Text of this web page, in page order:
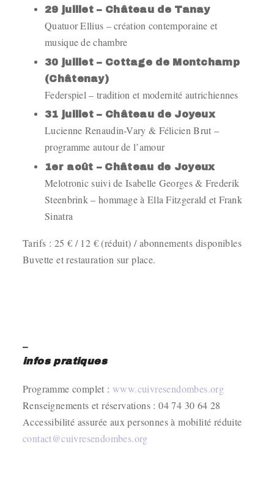
29 juillet – Château de Tanay
Quatuor Ellius – création contemporaine et
musique de chambre
30 juillet – Cottage de Montchamp
(Châtenay)
Federspiel – tradition et modernité autrichiennes
31 juillet – Château de Joyeux
Lucienne Renaudin-Vary & Félicien Brut –
programme autour de l’amour
1er août – Château de Joyeux
Melotronic suivi de Isabelle Georges & Frederik
Steenbrink – hommage à Ella Fitzgerald et Frank
Sinatra
Tarifs : 25 € / 12 € (réduit) / abonnements disponibles
Buvette et restauration sur place.
infos pratiques
Programme complet : www.cuivresendombes.org
Renseignements et réservations : 04 74 30 64 28
Accessibilité assurée aux personnes à mobilité réduite
contact@cuivresendombes.org